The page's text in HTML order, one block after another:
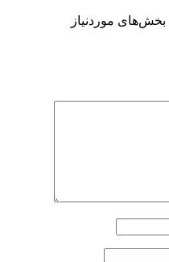
بخش‌های موردنیاز